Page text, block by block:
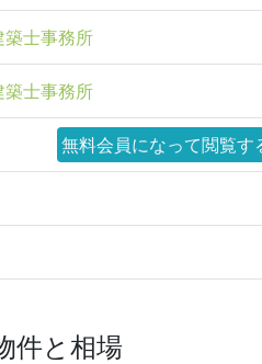
築士事務所
築士事務所
無料会員になって閲覧す
件と相場